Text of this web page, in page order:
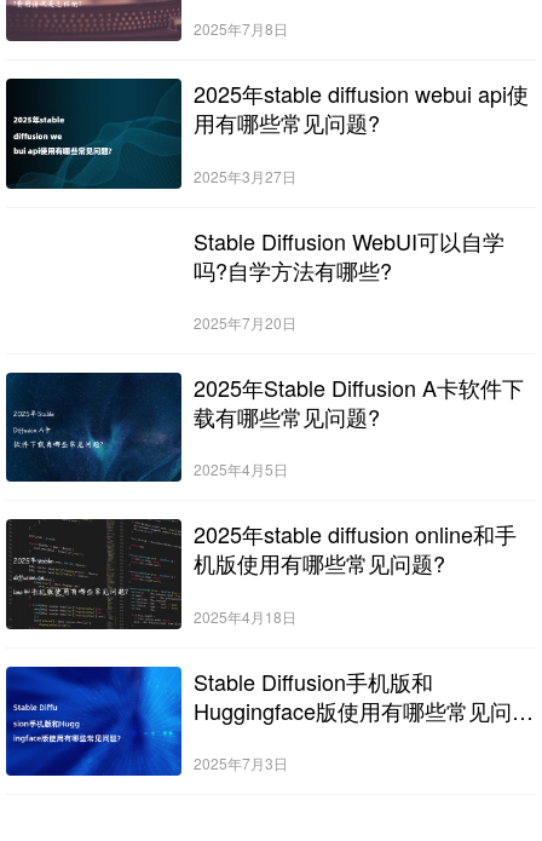
2025年7月8日
2025年stable diffusion webui api使
用有哪些常见问题?
2025年3月27日
Stable Diffusion WebUI可以自学
吗?自学方法有哪些?
2025年7月20日
2025年Stable Diffusion A卡软件下
载有哪些常见问题?
2025年4月5日
2025年stable diffusion online和手
机版使用有哪些常见问题?
2025年4月18日
Stable Diffusion手机版和
Huggingface版使用有哪些常见问
2025年7月3日